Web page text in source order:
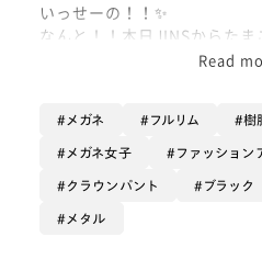
いっせーの！！✨
なんと！！本日JINSからた
昔からたまごっちで遊んでい
る商品ラインナップとなって
思わず手に取って見ちゃう！
Read
メガネ フルリム 樹
メガネ女子 ファッション
クラウンパント ブラック
メタル